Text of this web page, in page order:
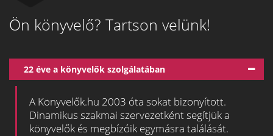
Ön könyvelő? Tartson velünk!
22 éve a könyvelők szolgálatában
A Könyvelők.hu 2003 óta sokat bizonyított.
Dinamikus szakmai szervezetként segítjük a
könyvelők és megbízóik egymásra találását.